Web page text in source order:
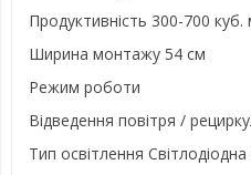
Продуктивність 300-700
Ширина монтажу 54 см
Режим роботи
Відведення повітря /
Тип освітлення